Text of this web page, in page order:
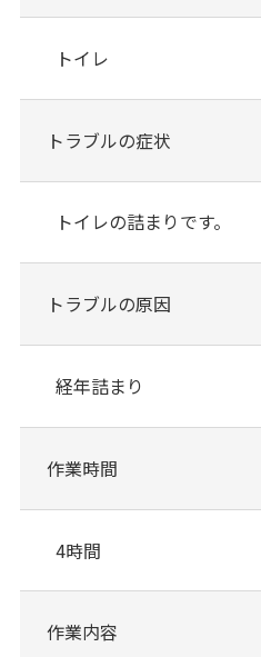
トイレ
トラブルの症状
トイレの詰まりです。
トラブルの原因
経年詰まり
作業時間
4時間
作業内容